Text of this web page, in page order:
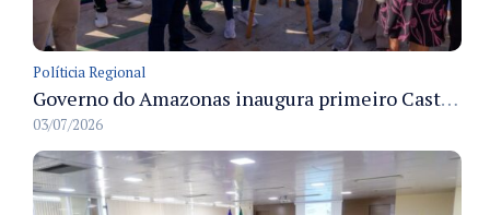
Políticia Regional
Governo do Amazonas inaugura primeiro Castramóvel Fluvial para atendimento veterinário às comunidades ribeirinhas e castração gratuita
03/07/2026